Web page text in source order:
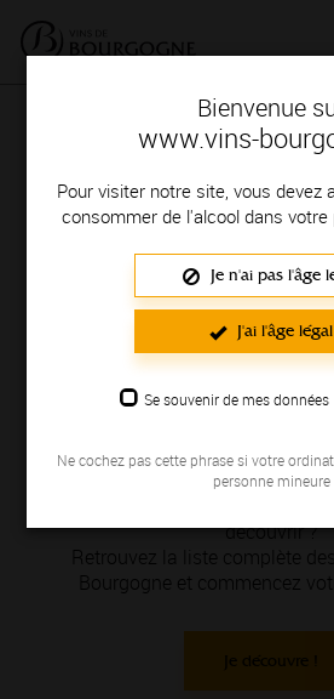
Bienvenue
www.vins-
Pour visiter notre site, vous devez
consommer de l'alcool dans votre
Je n'ai pas l'âge
J'ai l'âge légal
Se souvenir de mes données
Ne cochez pas cette phrase si votre
personne mineure
La
et ses
Célèbre pour ses Climats
et Grands Crus, la Bourgogne
découvrir ?
Retrouvez la liste complète
Bourgogne et commencez
Je découvre !